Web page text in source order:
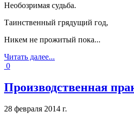
Необозримая судьба.
Таинственный грядущий год,
Никем не прожитый пока...
Читать далее...
0
Производственная
28 февраля 2014 г.